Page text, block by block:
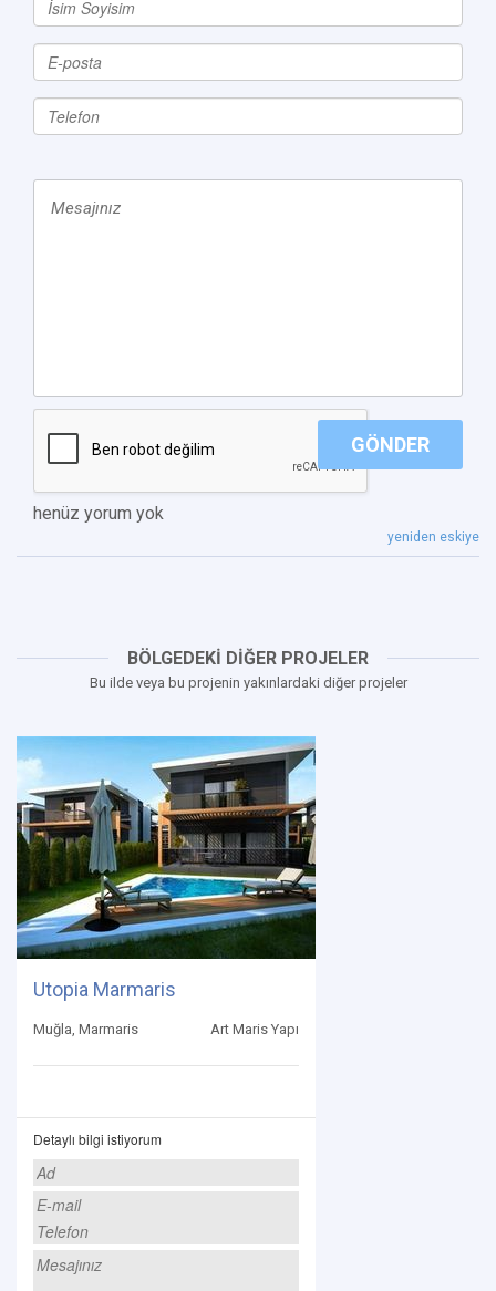
GÖNDER
henüz yorum yok
yeniden eskiye
BÖLGEDEKİ DİĞER PROJELER
Bu ilde veya bu projenin yakınlardaki diğer projeler
Utopia Marmaris
Muğla, Marmaris Art Maris Yapı
Detaylı bilgi istiyorum